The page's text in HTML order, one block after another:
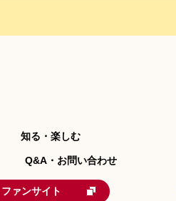
知る・楽しむ
Q&A・お問い合わせ
ファンサイト